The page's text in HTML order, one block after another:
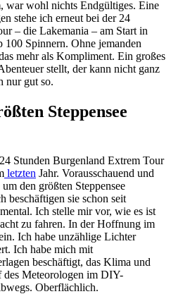
war wohl nichts Endgültiges. Eine
stehe ich erneut bei der 24
– die Lakemania – am Start in
Spinnern. Ohne jemanden
mehr als Kompliment. Ein großes
stellt, der kann nicht ganz
nur gut so.
Steppensee
Stunden Burgenland Extrem Tour
letzten Jahr. Vorausschauend und
den größten Steppensee
beschäftigen sie schon seit
Ich stelle mir vor, wie es ist
zu fahren. In der Hoffnung im
Ich habe unzählige Lichter
Ich habe mich mit
beschäftigt, das Klima und
des Meteorologen im DIY-
Oberflächlich.